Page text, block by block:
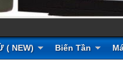
( NEW) Biến Tần